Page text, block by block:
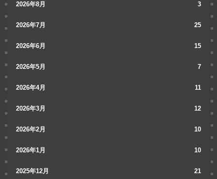
2026年8月 3
2026年7月 25
2026年6月 15
2026年5月 7
2026年4月 11
2026年3月 12
2026年2月 10
2026年1月 10
2025年12月 21